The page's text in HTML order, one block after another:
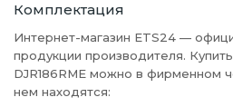
Комплектация
Интернет-магазин ETS24 —
продукции производителя.
DJR186RME можно в фирменном
нем находятся: